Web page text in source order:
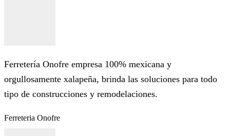
Ferretería Onofre empresa 100% mexicana y
orgullosamente xalapeña, brinda las soluciones para todo
tipo de construcciones y remodelaciones.
Ferreteria Onofre